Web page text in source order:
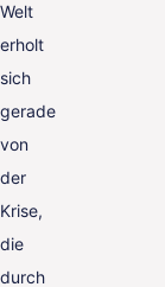
Welt
erholt
sich
gerade
von
der
Krise,
die
durch